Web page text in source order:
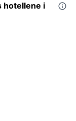
hotellene i